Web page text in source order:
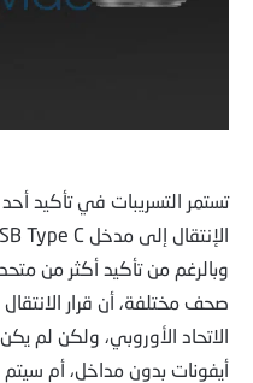
تستمر التسريبات في تأكيد
وبالرغم من تأكيد أكثر من
الاتحاد الأوروبي، ولكن لم
أيفونات بدون مداخل، أم